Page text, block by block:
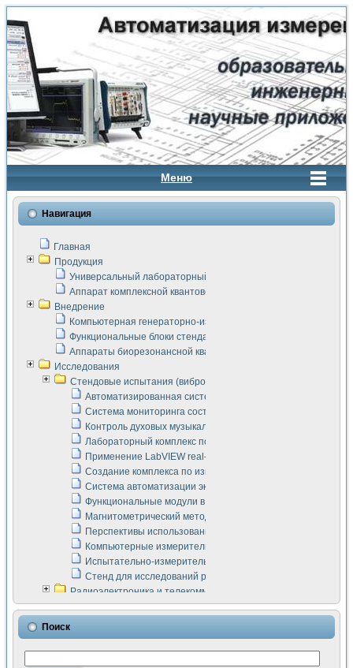
Меню
Навигация
Главная
Продукция
Универсальный лабораторный стенд "Сигнал-USB"
Аппарат комплексной квантовой терапии Интроскан
Внедрение
Компьютерная генераторно-измерительная система
Функциональные блоки стенда "Сигнал-USB"
Аппараты биорезонансной квантовой терапии серии СКАН
Исследования
Стендовые испытания (виброакустика, тензометрия и т.п.)
Автоматизированная система измерения параметров
Система мониторинга состояния тяговых
Контроль духовых музыкальных инструментов
Лабораторный комплекс по исследованию элементной
Применение LabVIEW real-time module для
Создание комплекса по измерению скорости подвижного
Система автоматизации экспериментальных
Функциональные модули в стандарте Nl SCXI для
Магнитометрический метод в дефектоскопии сварных
Перспективы использования машинного зрения в
Компьютерные измерительные системы для
Испытательно-измерительный комплекс аппаратуры для
Стенд для исследований рабочих процессов ДВС в
Радиоэлектроника и телекоммуникации
LabVIEW в расчетах радиолиний систем передачи данных
Аппаратно-программный комплекс для исследования
Виртуальный лабораторный стенд для исследования
Измерение шумовых параметров операционных
Поиск